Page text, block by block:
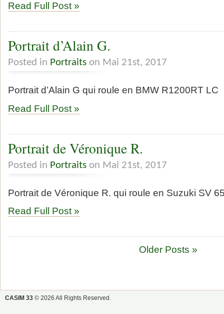
Read Full Post »
Portrait d’Alain G.
Posted in Portraits on Mai 21st, 2017
Portrait d’Alain G qui roule en BMW R1200RT LC
Read Full Post »
Portrait de Véronique R.
Posted in Portraits on Mai 21st, 2017
Portrait de Véronique R. qui roule en Suzuki SV
Read Full Post »
Older Posts »
CASIM 33 © 2026 All Rights Reserved.